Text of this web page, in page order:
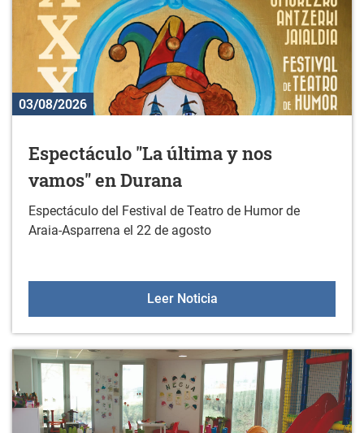
03/08/2026
Espectáculo "La última y nos
vamos" en Durana
Espectáculo del Festival de Teatro de Humor de
Araia-Asparrena el 22 de agosto
Leer NoticiaEspectáculo "La última y